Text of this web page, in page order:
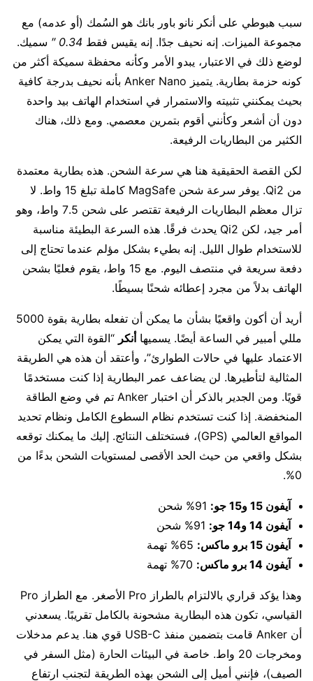
سبب هبوطي على أنكر نانو باور بانك هو السُمك (أو عدمه) مع
مجموعة الميزات. إنه نحيف جدًا. إنه يقيس فقط 0.34 ″
سميك.
لوضع ذلك في الاعتبار، يبدو الأمر وكأنه محفظة سميكة أكثر من
كونه حزمة بطارية. يتميز Anker Nano بأنه نحيف بدرجة كافية
بحيث يمكنني تثبيته والاستمرار في استخدام الهاتف بيد واحدة
دون أن أشعر وكأنني أقوم بتمرين معصمي. ومع ذلك، هناك
الكثير من البطاريات الرفيعة.
لكن القصة الحقيقية هنا هي سرعة الشحن. هذه بطارية معتمدة
من Qi2. يوفر سرعة شحن MagSafe كاملة تبلغ 15 واط. لا
تزال معظم البطاريات الرفيعة تقتصر على شحن 7.5 واط، وهو
أمر جيد، لكن Qi2 يحدث فرقًا. هذه السرعة البطيئة مناسبة
للاستخدام طوال الليل. إنه بطيء بشكل مؤلم عندما تحتاج إلى
دفعة سريعة في منتصف اليوم. مع 15 واط، يقوم فعليًا بشحن
الهاتف بدلاً من مجرد إعطائه شحنًا بسيطًا.
أريد أن أكون واقعيًا بشأن ما يمكن أن تفعله بطارية بقوة 5000
مللي أمبير في الساعة أيضًا. يسميهاأنكر “القوة التي يمكن
الاعتماد عليها في حالات الطوارئ”، وأعتقد أن هذه هي الطريقة
المثالية لتأطيرها. لن يضاعف عمر البطارية إذا كنت مستخدمًا
قويًا. ومن الجدير بالذكر أن اختبار Anker تم في وضع الطاقة
المنخفضة. إذا كنت تستخدم نظام السطوع الكامل ونظام تحديد
المواقع العالمي (GPS)، فستختلف النتائج. إليك ما يمكنك توقعه
بشكل واقعي من حيث الحد الأقصى لمستويات الشحن بدءًا من
0%.
آيفون 15 و15 جو:
آيفون 14 و14 جو:
آيفون 15 برو ماكس:
آيفون 14 برو ماكس:
وهذا يؤكد قراري بالالتزام بالطراز Pro الأصغر. مع الطراز Pro
القياسي، تكون هذه البطارية مشحونة بالكامل تقريبًا. يسعدني
أن Anker قامت بتضمين منفذ USB-C قوي هنا. يدعم مدخلات
ومخرجات 20 واط. خاصة في البيئات الحارة (مثل السفر في
الصيف)، فإنني أميل إلى الشحن بهذه الطريقة لتجنب ارتفاع